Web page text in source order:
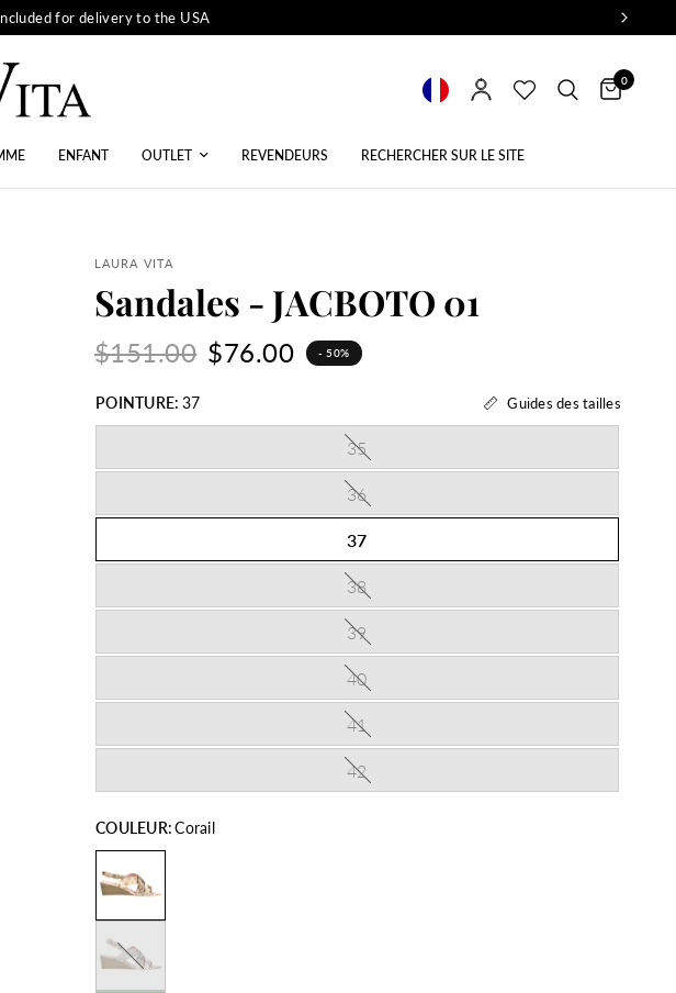
for delivery to the USA
0
ENFANT OUTLET REVENDEURS RECHERCHER SUR LE SITE
LAURA VITA
Sandales - JACBOTO 01
$151.00 $76.00 - 50%
POINTURE: 37 Guides des tailles
35
36
37
38
39
40
41
42
COULEUR:Corail